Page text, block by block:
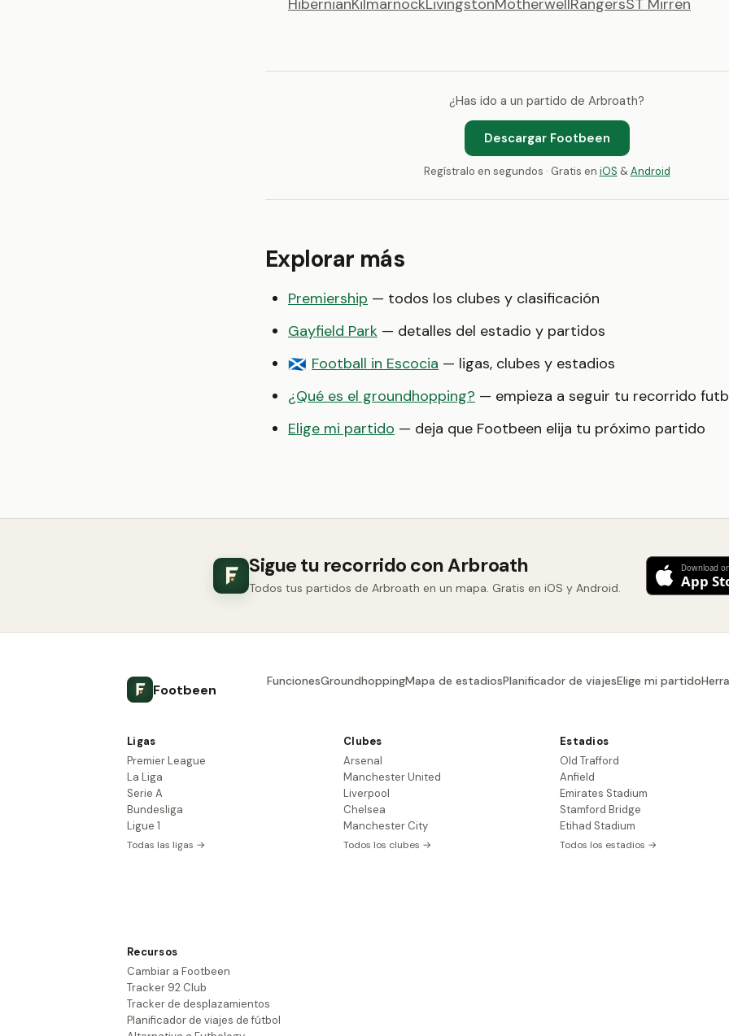
HibernianKilmarnockLivingstonMotherwellRangersST Mirren
¿Has ido a un partido de Arbroath?
Descargar Footbeen
Regístralo en segundos · Gratis en iOS &Android
Explorar más
Premiership — todos los clubes y clasificación
Gayfield Park — detalles del estadio y partidos
🏴󠁧󠁢󠁳󠁣󠁴󠁿 Football in Escocia — ligas, clubes y estadios
¿Qué es el groundhopping? — empieza a seguir tu recorrido
Elige mi partido — deja que Footbeen elija tu próximo partido
Sigue tu recorrido con Arbroath
Todos tus partidos de Arbroath en un mapa. Gratis en iOS y Android.
Footbeen
FuncionesGroundhoppingMapa de estadiosPlanificador de viajesElige mi partido
Ligas
Premier League
La Liga
Serie A
Bundesliga
Ligue 1
Todas las ligas →
Clubes
Arsenal
Manchester United
Liverpool
Chelsea
Manchester City
Todos los clubes →
Estadios
Old Trafford
Anfield
Emirates Stadium
Stamford Bridge
Etihad Stadium
Todos los estadios →
Recursos
Cambiar a Footbeen
Tracker 92 Club
Tracker de desplazamientos
Planificador de viajes de fútbol